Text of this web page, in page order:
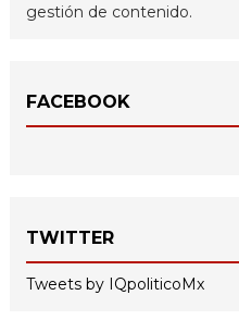
gestión de contenido.
FACEBOOK
TWITTER
Tweets by IQpoliticoMx